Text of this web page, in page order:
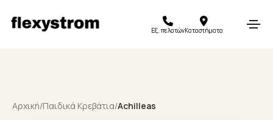
Εξ. πελατώνΚαταστήματα
Αρχική/Παιδικά Κρεβάτια/Achilleas